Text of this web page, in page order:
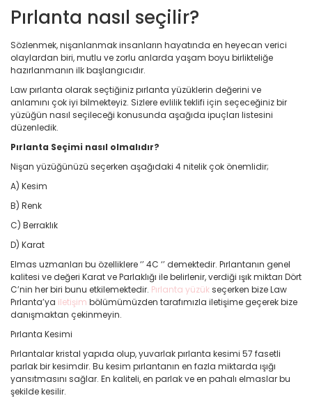
Pırlanta nasıl seçilir?
Sözlenmek, nişanlanmak insanların hayatında en heyecan verici
olaylardan biri, mutlu ve zorlu anlarda yaşam boyu birlikteliğe
hazırlanmanın ilk başlangıcıdır.
Law pırlanta olarak seçtiğiniz pırlanta yüzüklerin değerini ve
anlamını çok iyi bilmekteyiz. Sizlere evlilik teklifi için seçeceğiniz bir
yüzüğün nasıl seçileceği konusunda aşağıda ipuçları listesini
düzenledik.
Pırlanta Seçimi nasıl olmalıdır?
Nişan yüzüğünüzü seçerken aşağıdaki 4 nitelik çok önemlidir;
A) Kesim
B) Renk
C) Berraklık
D) Karat
Elmas uzmanları bu özelliklere ‘’ 4C ‘’ demektedir. Pırlantanın genel
kalitesi ve değeri Karat ve Parlaklığı ile belirlenir, verdiği ışık miktarı Dört
C’nin her biri bunu etkilemektedir. Pırlanta yüzükseçerken bize Law
Pırlanta’ya iletişim bölümümüzden tarafımızla iletişime geçerek bize
danışmaktan çekinmeyin.
Pırlanta Kesimi
Pırlantalar kristal yapıda olup, yuvarlak pırlanta kesimi 57 fasetli
parlak bir kesimdir. Bu kesim pırlantanın en fazla miktarda ışığı
yansıtmasını sağlar. En kaliteli, en parlak ve en pahalı elmaslar bu
şekilde kesilir.